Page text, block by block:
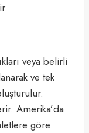
veya belirli
ve tek
Amerika’da
göre